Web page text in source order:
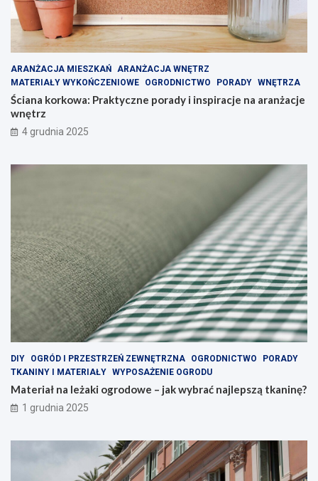
ARANŻACJA MIESZKAŃ
ARANŻACJA WNĘTRZ
MATERIAŁY WYKOŃCZENIOWE
OGRODNICTWO PORADY WNĘTRZA
Ściana korkowa: Praktyczne porady i inspiracje na aranżacje
wnętrz
4 grudnia 2025
DIY OGRÓD I PRZESTRZEŃ ZEWNĘTRZNA OGRODNICTWO
PORADY
TKANINY I MATERIAŁY WYPOSAŻENIE OGRODU
Materiał na leżaki ogrodowe – jak wybrać najlepszą tkaninę?
1 grudnia 2025